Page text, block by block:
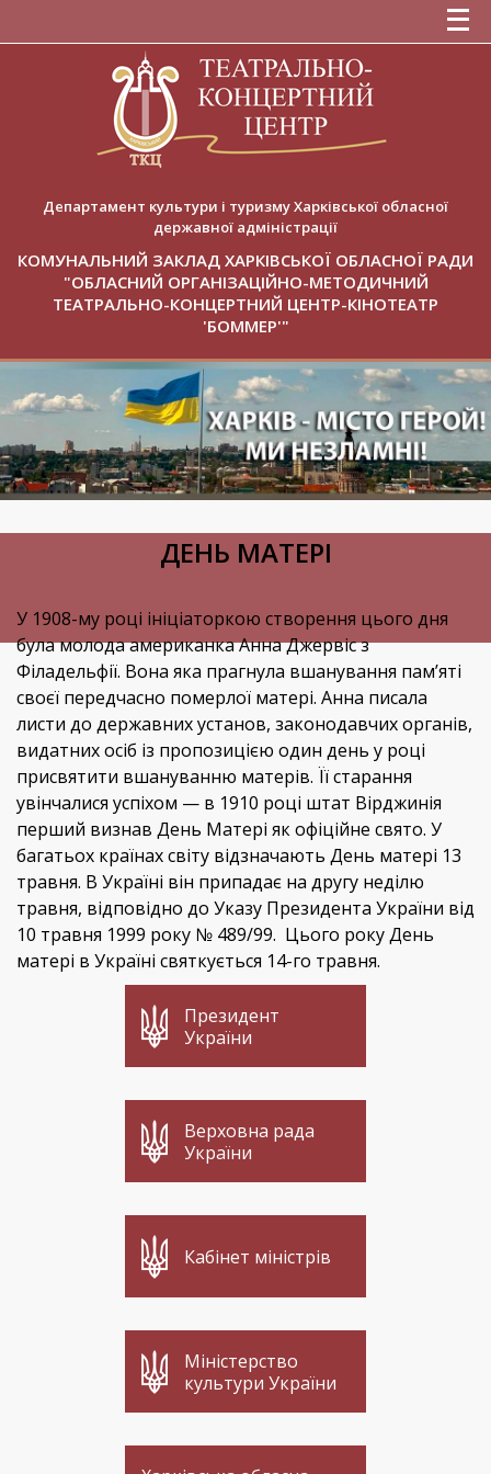
Департамент культури і туризму Харківської обласної
державної адміністрації
КОМУНАЛЬНИЙ ЗАКЛАД ХАРКІВСЬКОЇ ОБЛАСНОЇ РАДИ
"ОБЛАСНИЙ ОРГАНІЗАЦІЙНО-МЕТОДИЧНИЙ
ТЕАТРАЛЬНО-КОНЦЕРТНИЙ ЦЕНТР-КІНОТЕАТР
'БОММЕР'"
ДЕНЬ МАТЕРІ
У 1908-му році ініціаторкою створення цього дня
була молода американка Анна Джервіс з
Філадельфії. Вона яка прагнула вшанування пам’яті
своєї передчасно померлої матері. Анна писала
листи до державних установ, законодавчих органів,
видатних осіб із пропозицією один день у році
присвятити вшануванню матерів. Її старання
увінчалися успіхом — в 1910 році штат Вірджинія
перший визнав День Матері як офіційне свято. У
багатьох країнах світу відзначають День матері 13
травня. В Україні він припадає на другу неділю
травня, відповідно до Указу Президента України від
10 травня 1999 року № 489/99. Цього року День
матері в Україні святкується 14-го травня.
Президент
України
Верховна рада
України
Кабінет міністрів
Міністерство
культури України